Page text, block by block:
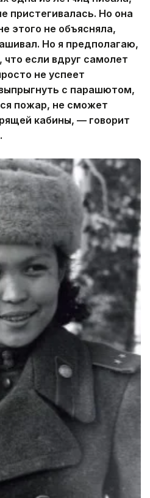
пристегивалась. Но она
этого не объясняла,
Но я предполагаю,
что если вдруг самолет
не успеет
с парашютом,
пожар, не сможет
кабины, — говорит